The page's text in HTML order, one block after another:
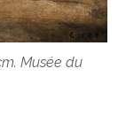
Musée du